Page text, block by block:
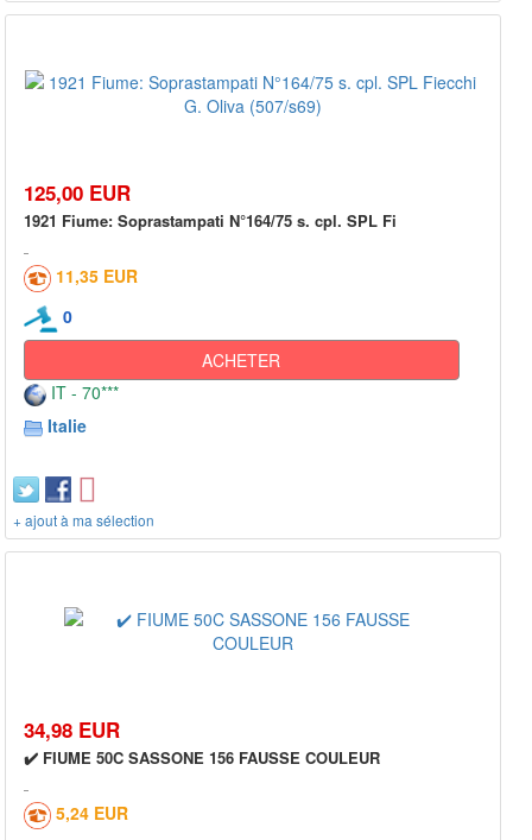
125,00 EUR
1921 Fiume: Soprastampati N°164/75 s. cpl. SPL Fi
11,35 EUR
0
ACHETER
IT - 70***
Italie
+ ajout à ma sélection
34,98 EUR
✔️ FIUME 50C SASSONE 156 FAUSSE COULEUR
5,24 EUR